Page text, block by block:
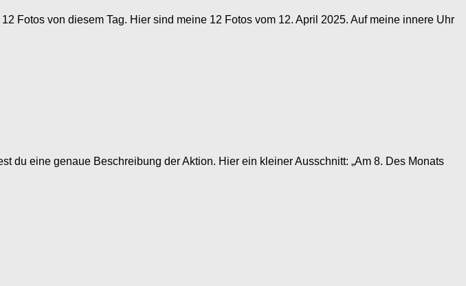
Fotos von diesem Tag. Hier sind meine 12 Fotos vom 12. April 2025. Auf meine innere Uhr
du eine genaue Beschreibung der Aktion. Hier ein kleiner Ausschnitt: „Am 8. Des Monats